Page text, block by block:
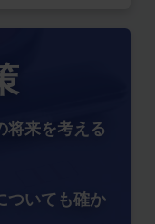
将来を考える
ついても確か